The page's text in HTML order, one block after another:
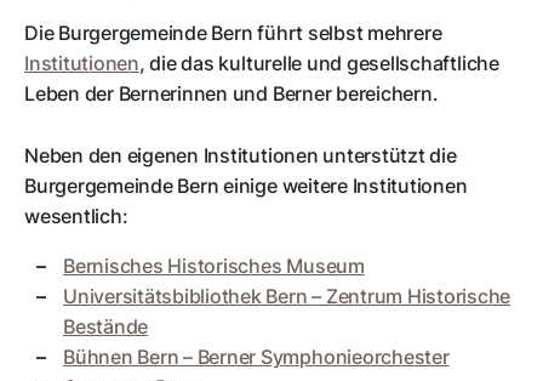
Die Burgergemeinde Bern führt selbst mehrere
Institutionen, die das kulturelle und gesellschaftliche
Leben der Bernerinnen und Berner bereichern.
Neben den eigenen Institutionen unterstützt die
Burgergemeinde Bern einige weitere Institutionen
wesentlich:
Bernisches Historisches Museum
Universitätsbibliothek Bern– Zentrum Historische
Bestände
Bühnen Bern– Berner Symphonieorchester